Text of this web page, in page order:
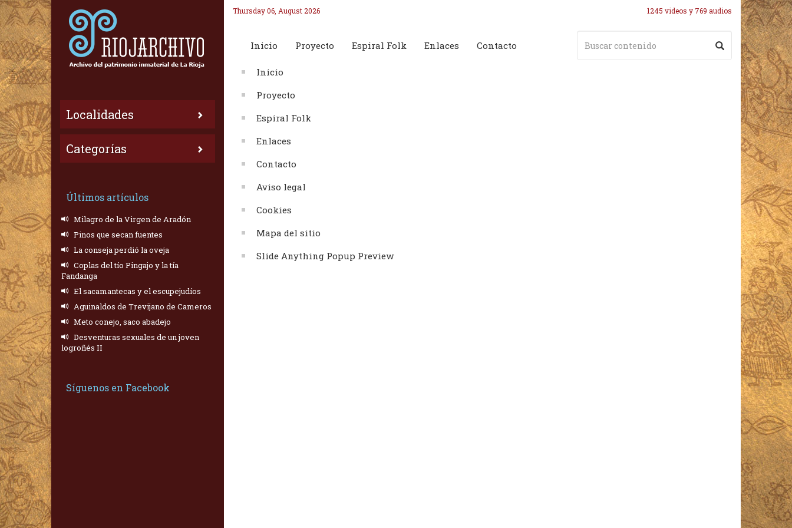
Localidades
Categorías
Últimos artículos
Milagro de la Virgen de Aradón
Pinos que secan fuentes
La conseja perdió la oveja
Coplas del tío Pingajo y la tía
Fandanga
El sacamantecas y el escupejudíos
Aguinaldos de Trevijano de Cameros
Meto conejo, saco abadejo
Desventuras sexuales de un joven
logroñés II
Síguenos en Facebook
Thursday 06, August 2026 1245 videos y 769 audios
Inicio Proyecto Espiral Folk Enlaces Contacto
Inicio
Proyecto
Espiral Folk
Enlaces
Contacto
Aviso legal
Cookies
Mapa del sitio
Slide Anything Popup Preview